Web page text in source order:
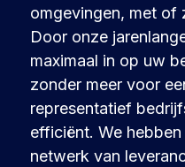
omgevingen, met of
Door onze
maximaal in op uw
zonder meer voor
representatief
efficiënt. We
netwerk van